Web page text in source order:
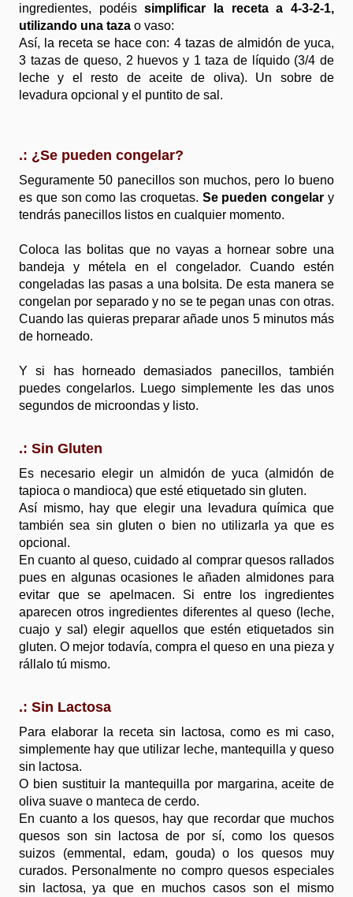
ingredientes, podéissimplificar la receta a 4-3-2-1,
utilizando una taza o vaso:
Así, la receta se hace con: 4 tazas de almidón de yuca,
3 tazas de queso, 2 huevos y 1 taza de líquido (3/4 de
leche y el resto de aceite de oliva). Un sobre de
levadura opcional y el puntito de sal.
.: ¿Se pueden congelar?
Seguramente 50 panecillos son muchos, pero lo bueno
es que son como las croquetas. Se pueden congelar y
tendrás panecillos listos en cualquier momento.
Coloca las bolitas que no vayas a hornear sobre una
bandeja y métela en el congelador. Cuando estén
congeladas las pasas a una bolsita. De esta manera se
congelan por separado y no se te pegan unas con otras.
Cuando las quieras preparar añade unos 5 minutos más
de horneado.
Y si has horneado demasiados panecillos, también
puedes congelarlos. Luego simplemente les das unos
segundos de microondas y listo.
.: Sin Gluten
Es necesario elegir un almidón de yuca (almidón de
tapioca o mandioca) que esté etiquetado sin gluten.
Así mismo, hay que elegir una levadura química que
también sea sin gluten o bien no utilizarla ya que es
opcional.
En cuanto al queso, cuidado al comprar quesos rallados
pues en algunas ocasiones le añaden almidones para
evitar que se apelmacen. Si entre los ingredientes
aparecen otros ingredientes diferentes al queso (leche,
cuajo y sal) elegir aquellos que estén etiquetados sin
gluten. O mejor todavía, compra el queso en una pieza y
rállalo tú mismo.
.: Sin Lactosa
Para elaborar la receta sin lactosa, como es mi caso,
simplemente hay que utilizar leche, mantequilla y queso
sin lactosa.
O bien sustituir la mantequilla por margarina, aceite de
oliva suave o manteca de cerdo.
En cuanto a los quesos, hay que recordar que muchos
quesos son sin lactosa de por sí, como los quesos
suizos (emmental, edam, gouda) o los quesos muy
curados. Personalmente no compro quesos especiales
sin lactosa, ya que en muchos casos son el mismo